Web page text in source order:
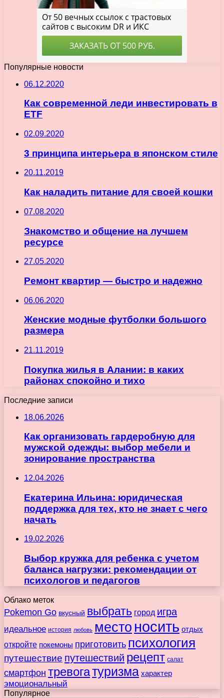
Популярные новости
06.12.2020
Как современной леди инвестировать в
ETF
02.09.2020
3 принципа интерьера в японском стиле
20.11.2019
Как наладить питание для своей кошки
07.08.2020
Знакомство и общение на лучшем
ресурсе
27.05.2020
Ремонт квартир — быстро и надежно
06.06.2020
Женские модные футболки большого
размера
21.11.2019
Покупка жилья в Алании: в каких
районах спокойно и тихо
Последние записи
18.06.2026
Как организовать гардеробную для
мужской одежды: выбор мебели и
зонирование пространства
12.04.2026
Екатерина Ильина: юридическая
поддержка для тех, кто не знает с чего
начать
19.02.2026
Выбор кружка для ребенка с учетом
баланса нагрузки: рекомендации от
психологов и педагогов
Облако меток
Pokemon Go вкусный выбрать город игра
идеальное история любовь место носить отдых
откройте покемоны приготовить психология
путешествие путешествий рецепт салат
смартфон тревогатуризма характер
эмоциональный
Популярное